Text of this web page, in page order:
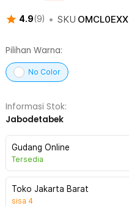
4.9(9) • SKU OMCL0EXX
Pilihan Warna:
No Color
Informasi Stok:
Jabodetabek
Gudang Online
Tersedia
Toko Jakarta Barat
sisa 4